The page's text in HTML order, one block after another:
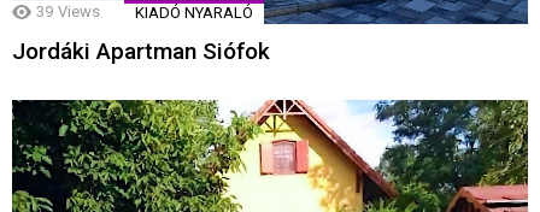
39 Views KIADÓ NYARALÓ
Jordáki Apartman Siófok